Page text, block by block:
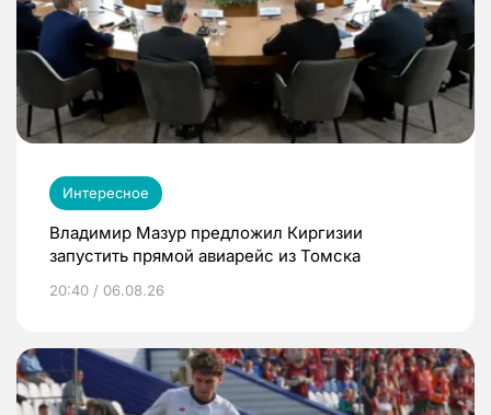
Интересное
Владимир Мазур предложил Киргизии
запустить прямой авиарейс из Томска
20:40 / 06.08.26